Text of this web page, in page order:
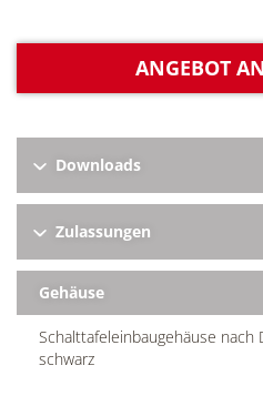
ANGEBOT
Downloads
Zulassungen
Gehäuse
Schalttafeleinbaugehäuse nach
schwarz